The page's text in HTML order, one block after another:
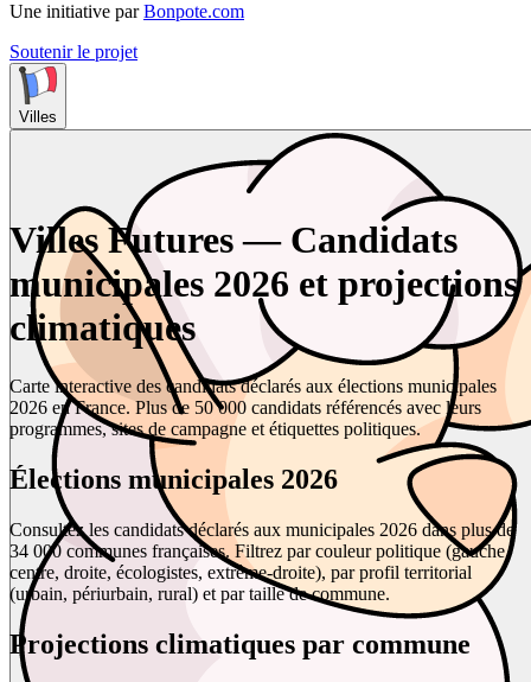
Une initiative par Bonpote.com
Soutenir le projet
Villes
Villes Futures — Candidats
municipales 2026 et projections
climatiques
Carte interactive des candidats déclarés aux élections municipales
2026 en France. Plus de 50 000 candidats référencés avec leurs
programmes, sites de campagne et étiquettes politiques.
Élections municipales 2026
Consultez les candidats déclarés aux municipales 2026 dans plus de
34 000 communes françaises. Filtrez par couleur politique (gauche,
centre, droite, écologistes, extrême-droite), par profil territorial
(urbain, périurbain, rural) et par taille de commune.
Projections climatiques par commune